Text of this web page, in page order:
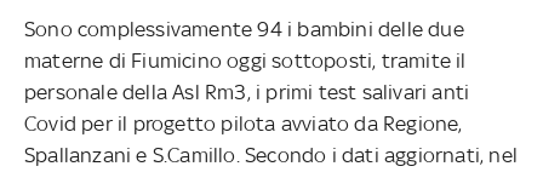
Sono complessivamente 94 i bambini delle due
materne di Fiumicino oggi sottoposti, tramite il
personale della Asl Rm3, i primi test salivari anti
Covid per il progetto pilota avviato da Regione,
Spallanzani e S.Camillo. Secondo i dati aggiornati, nel